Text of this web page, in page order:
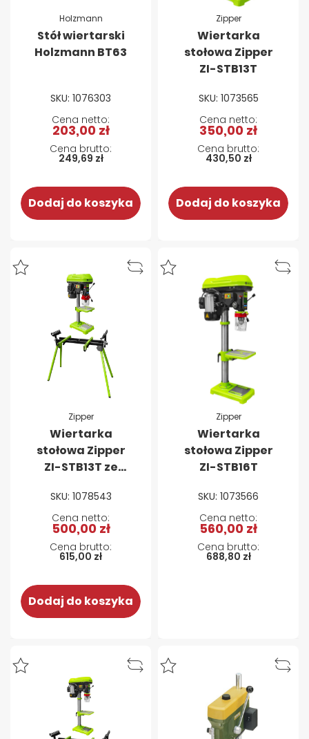
Holzmann
Stół wiertarski
Holzmann BT63
SKU: 1076303
249,69 zł
203,00 zł
Dodaj do koszyka
Zipper
Wiertarka
stołowa Zipper
ZI-STB13T
SKU: 1073565
430,50 zł
350,00 zł
Dodaj do koszyka
Zipper
Wiertarka
stołowa Zipper
ZI-STB13T ze
ZI-KSS1945
SKU: 1078543
615,00 zł
500,00 zł
Dodaj do koszyka
Zipper
Wiertarka
stołowa Zipper
ZI-STB16T
SKU: 1073566
688,80 zł
560,00 zł